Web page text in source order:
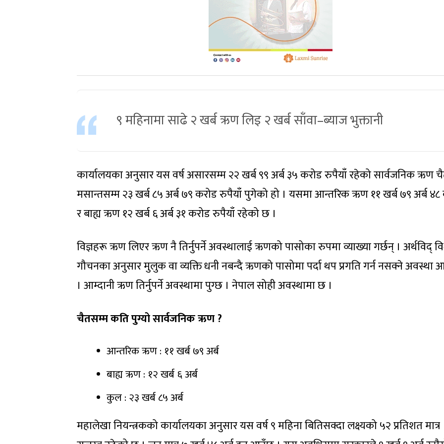
९ महिनामा साढे २ खर्ब ऋण लिइ २ खर्ब साँवा–ब्याज भुक्तानी
कार्यालयका अनुसार यस वर्ष असारसम्म २२ खर्ब ९९ अर्ब ३५ करोड रुपैयाँ रहेको सार्वजनिक ऋण
मसान्तसम्म २३ खर्ब ८५ अर्ब ७९ करोड रुपैयाँ पुगेको हो । यसमा आन्तरिक ऋण ११ खर्ब ७९ अर्ब
र बाह्य ऋण १२ खर्ब ६ अर्ब ३१ करोड रुपैयाँ रहेको छ ।
विज्ञहरू ऋण लिएर ऋण नै तिर्नुपर्ने अवस्थालाई ऋणको पासोका रुपमा व्याख्या गर्छन् । अर्थविद्
गौचनका अनुसार मुलुक वा व्यक्ति धनी नबन्दै ऋणको पासोमा पर्दा थप प्रगति गर्न नसक्ने
। आम्दानी ऋण तिर्नुपर्ने अवस्थामा पुग्छ । नेपाल सोही अवस्थामा छ ।
चैतसम्म कति पुग्यो सार्वजनिक ऋण ?
आन्तरिक ऋण : ११ खर्ब ७९ अर्ब
बाह्य ऋण : १२ खर्ब ६ अर्ब
कुल : २३ खर्ब ८५ अर्ब
महालेखा नियन्त्रकको कार्यालयका अनुसार यस वर्ष ९ महिना बितिसक्दा लक्ष्यको ५२ प्रतिशत मात्र